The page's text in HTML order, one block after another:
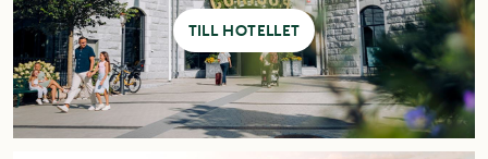
TILL HOTELLET